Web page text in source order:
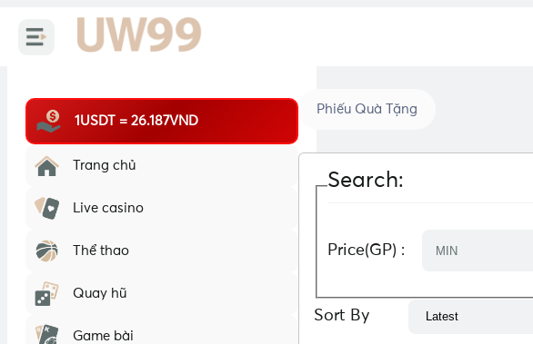
1USDT = 26.187VND
Trang chủ
Live casino
Thể thao
Quay hũ
Game bài
Phiếu Quà Tặng
Search:
Price(GP) :
Sort By